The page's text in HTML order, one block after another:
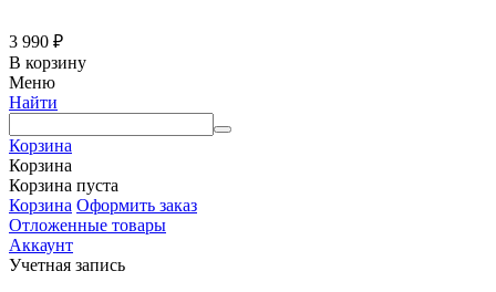
3 990 ₽
В корзину
Меню
Найти
Корзина
Корзина
Корзина пуста
Корзина Оформить заказ
Отложенные товары
Аккаунт
Учетная запись